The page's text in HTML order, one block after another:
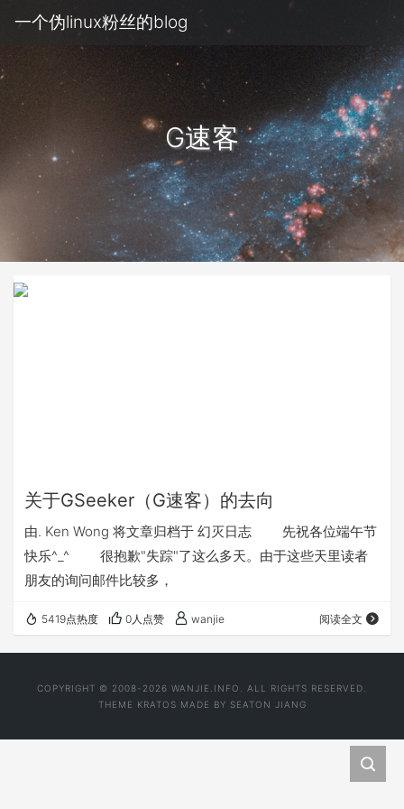
一个伪linux粉丝的blog
G速客
关于GSeeker（G速客）的去向
由. Ken Wong 将文章归档于 幻灭日志 先祝各位端午节
快乐^_^ 很抱歉"失踪"了这么多天。由于这些天里读者
朋友的询问邮件比较多，
5419点热度 0人点赞 wanjie 阅读全文
COPYRIGHT © 2008-2026 WANJIE.INFO. ALL RIGHTS RESERVED.
THEME KRATOS MADE BY SEATON JIANG